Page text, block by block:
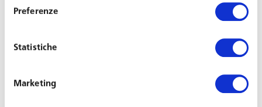
Preferenze
Statistiche
Marketing
all’avvocato Toffoletto che approfondisce “Le
opportunità di uscita anticipata per la riduzione degli
2018sarà possibile seguire in streaming il convegno.